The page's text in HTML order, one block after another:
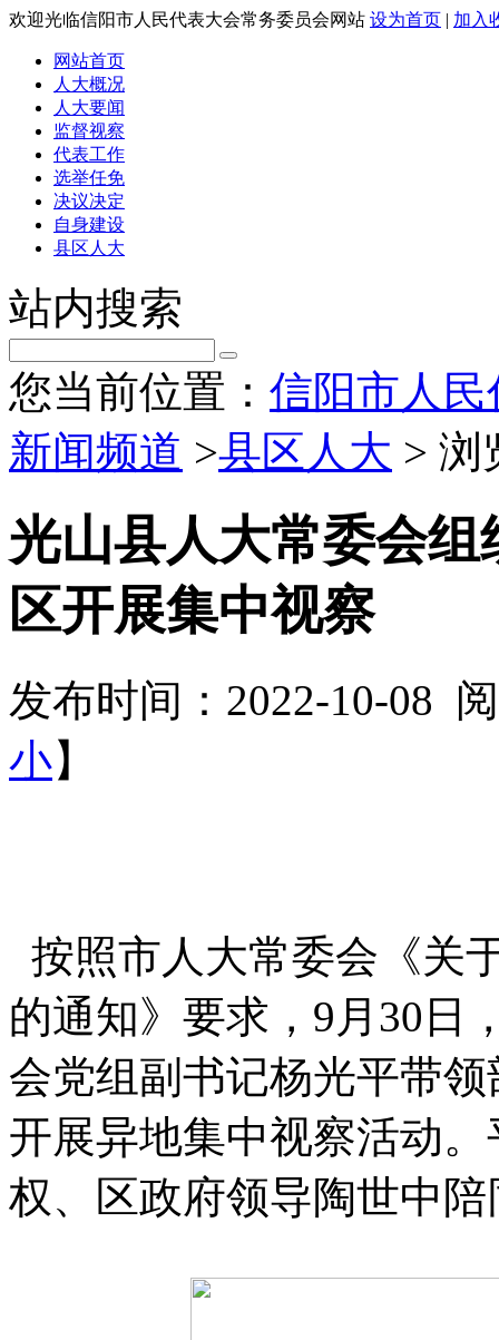
欢迎光临信阳市人民代表大会常务委员会网站 设为首页 | 加入
网站首页
人大概况
人大要闻
监督视察
代表工作
选举任免
决议决定
自身建设
县区人大
站内搜索
您当前位置： 信阳市人
新闻频道 >县区人大 > 浏
光山县人大常委会
区开展集中视察
发布时间：2022-10-08
小】
按照市人大常委会《关
的通知》要求，9月30日
会党组副书记杨光平带
开展异地集中视察活动
权、区政府领导陶世中